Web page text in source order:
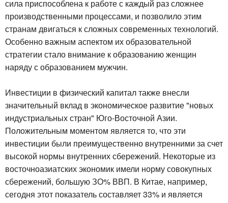
сила приспособлена к работе с каждый раз сложнее
производственными процессами, и позволило этим
странам двигаться к сложных современных технологий.
Особенно важным аспектом их образовательной
стратегии стало внимание к образованию женщин
наряду с образованием мужчин.
Инвестиции в физический капитал также внесли
значительный вклад в экономическое развитие "новых
индустриальных стран" Юго-Восточной Азии.
Положительным моментом является то, что эти
инвестиции были преимущественно внутренними за счет
высокой нормы внутренних сбережений. Некоторые из
восточноазиатских экономик имели норму совокупных
сбережений, большую ЗО% ВВП. В Китае, например,
сегодня этот показатель составляет 33% и является